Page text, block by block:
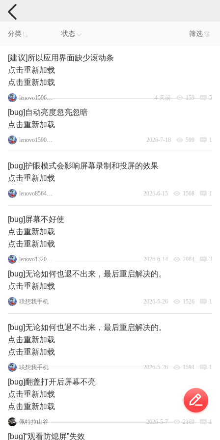
手机反馈
分类 状态 筛选
[建议]所以应用界面缺少滚动条
点击重新加载
点击重新加载
lenovo159694446 4 天前 159 5
[bug]自动亮度忽亮忽暗
点击重新加载
lenovo159087962 2026-7-18 599 1
[bug]护眼模式会影响屏幕录制和投屏的效果
点击重新加载
lenovo85640277 2026-6-15 1508 1
[bug]屏幕不好使
点击重新加载
点击重新加载
lenovo132077346 2026-6-14 2084 3
[bug]无论如何也退不出来，最后重启解决的。
点击重新加载
联想我手机 2026-5-26 1526 1
[bug]无论如何也退不出来，最后重启解决的。
点击重新加载
点击重新加载
联想我手机 2026-5-26 1594 1
[bug]翻盖打开后屏幕不亮
点击重新加载
点击重新加载
佩特拉山谷 2026-5-7 2169 1
[bug]“观看防熄屏”失效